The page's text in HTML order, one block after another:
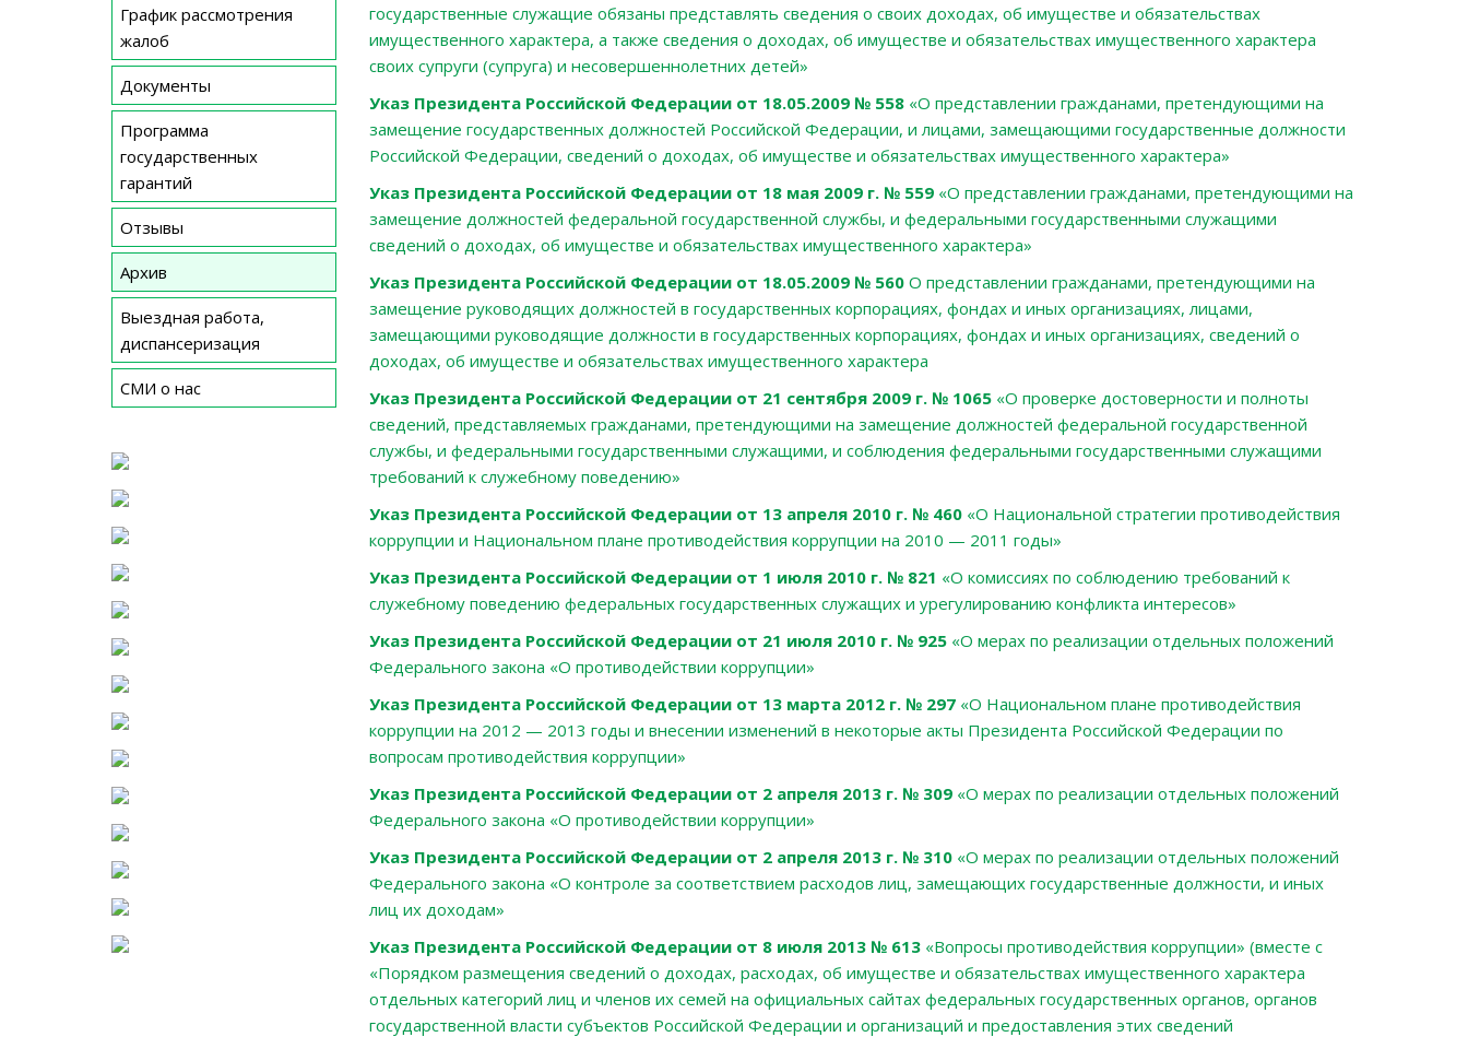
График рассмотрения
жалоб
Документы
Программа
государственных
гарантий
Отзывы
Архив
Выездная работа,
диспансеризация
СМИ о нас
государственные служащие обязаны представлять сведения о своих доходах, об имуществе и обязательствах
имущественного характера, а также сведения о доходах, об имуществе и обязательствах имущественного характера
своих супруги (супруга) и несовершеннолетних детей»
Указ Президента Российской Федерации от 18.05.2009 № 558 «О представлении гражданами, претендующими на
замещение государственных должностей Российской Федерации, и лицами, замещающими государственные должности
Российской Федерации, сведений о доходах, об имуществе и обязательствах имущественного характера»
Указ Президента Российской Федерации от 18 мая 2009 г. № 559 «О представлении гражданами, претендующими на
замещение должностей федеральной государственной службы, и федеральными государственными служащими
сведений о доходах, об имуществе и обязательствах имущественного характера»
Указ Президента Российской Федерации от 18.05.2009 № 560 О представлении гражданами, претендующими на
замещение руководящих должностей в государственных корпорациях, фондах и иных организациях, лицами,
замещающими руководящие должности в государственных корпорациях, фондах и иных организациях, сведений о
доходах, об имуществе и обязательствах имущественного характера
Указ Президента Российской Федерации от 21 сентября 2009 г. № 1065 «О проверке достоверности и полноты
сведений, представляемых гражданами, претендующими на замещение должностей федеральной государственной
службы, и федеральными государственными служащими, и соблюдения федеральными государственными служащими
требований к служебному поведению»
Указ Президента Российской Федерации от 13 апреля 2010 г. № 460 «О Национальной стратегии противодействия
коррупции и Национальном плане противодействия коррупции на 2010 — 2011 годы»
Указ Президента Российской Федерации от 1 июля 2010 г. № 821 «О комиссиях по соблюдению требований к
служебному поведению федеральных государственных служащих и урегулированию конфликта интересов»
Указ Президента Российской Федерации от 21 июля 2010 г. № 925 «О мерах по реализации отдельных положений
Федерального закона «О противодействии коррупции»
Указ Президента Российской Федерации от 13 марта 2012 г. № 297 «О Национальном плане противодействия
коррупции на 2012 — 2013 годы и внесении изменений в некоторые акты Президента Российской Федерации по
вопросам противодействия коррупции»
Указ Президента Российской Федерации от 2 апреля 2013 г. № 309 «О мерах по реализации отдельных положений
Федерального закона «О противодействии коррупции»
Указ Президента Российской Федерации от 2 апреля 2013 г. № 310 «О мерах по реализации отдельных положений
Федерального закона «О контроле за соответствием расходов лиц, замещающих государственные должности, и иных
лиц их доходам»
Указ Президента Российской Федерации от 8 июля 2013 № 613 «Вопросы противодействия коррупции» (вместе с
«Порядком размещения сведений о доходах, расходах, об имуществе и обязательствах имущественного характера
отдельных категорий лиц и членов их семей на официальных сайтах федеральных государственных органов, органов
государственной власти субъектов Российской Федерации и организаций и предоставления этих сведений